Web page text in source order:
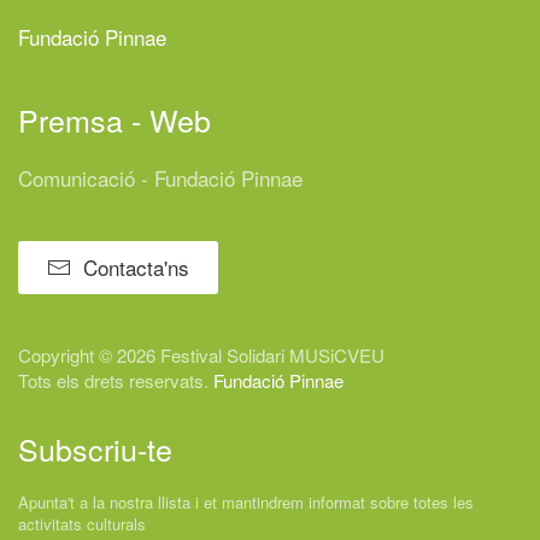
Fundació Pinnae
Premsa - Web
Comunicació - Fundació Pinnae
Contacta'ns
Copyright © 2026 Festival Solidari MUSiCVEU
Tots els drets reservats. Fundació Pinnae
Subscriu-te
Apunta't a la nostra llista i et mantindrem informat sobre totes les
activitats culturals